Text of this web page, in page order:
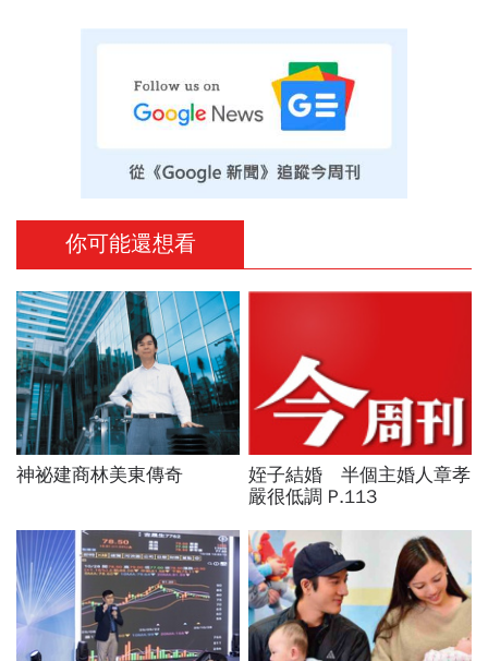
你可能還想看
神祕建商林美東傳奇
姪子結婚 半個主婚人章孝
嚴很低調 P.113